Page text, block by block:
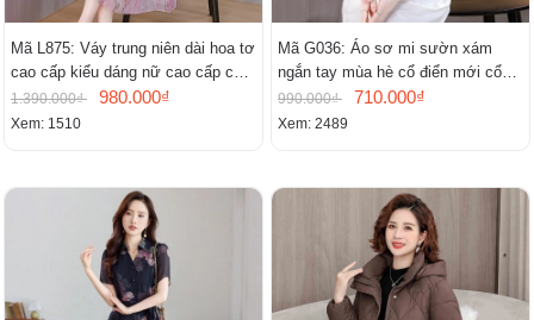
Mã L875: Váy trung niên dài hoa tơ
cao cấp kiểu dáng nữ cao cấp cao
cấp thần
1.390.000₫ 980.000₫
Xem: 1510
Mã G036: Áo sơ mi sườn xám
ngắn tay mùa hè cổ điển mới cổ
đứng
990.000₫ 710.000₫
Xem: 2489